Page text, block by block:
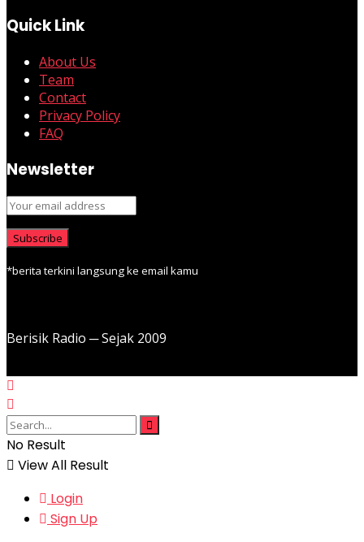
Quick Link
About Us
Team
Contact
Privacy Policy
FAQ
Newsletter
*berita terkini langsung ke email kamu
Berisik Radio ─ Sejak 2009
No Result
View All Result
Login
Sign Up